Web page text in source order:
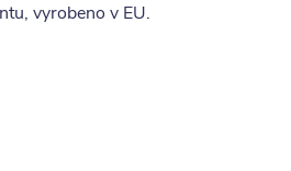
vyrobeno v EU.